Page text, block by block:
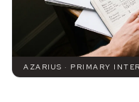
AZARIUS · PRIMARY